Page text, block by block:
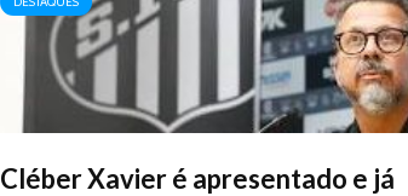
Cléber Xavier é apresentado e já